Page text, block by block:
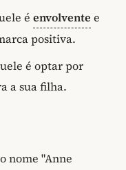
é envolvente e
positiva.
é optar por
a sua filha.
nome "Anne